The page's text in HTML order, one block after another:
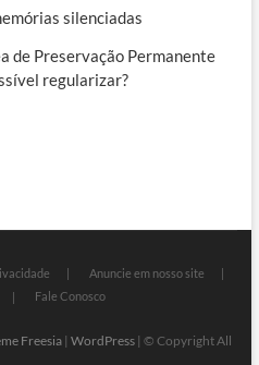
silenciadas
de Preservação Permanente
regularizar?
Anuncie em nosso site
Fale Conosco
Freesia| WordPress| © Copyright All